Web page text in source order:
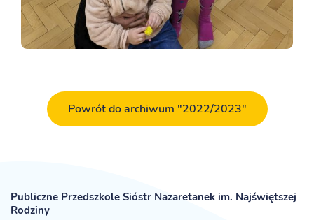
Powrót do archiwum "2022/2023"
Publiczne Przedszkole Sióstr Nazaretanek im. Najświętszej
Rodziny